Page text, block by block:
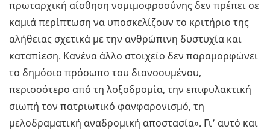
πρωταρχική αίσθηση νομιμοφροσύνης δεν πρέπει σε
καμιά περίπτωση να υποσκελίζουν το κριτήριο της
αλήθειας σχετικά με την ανθρώπινη δυστυχία και
καταπίεση. Κανένα άλλο στοιχείο δεν παραμορφώνει
το δημόσιο πρόσωπο του διανοουμένου,
περισσότερο από τη λοξοδρομία, την επιφυλακτική
σιωπή τον πατριωτικό φανφαρονισμό, τη
μελοδραματική αναδρομική αποστασία». Γι’ αυτό και